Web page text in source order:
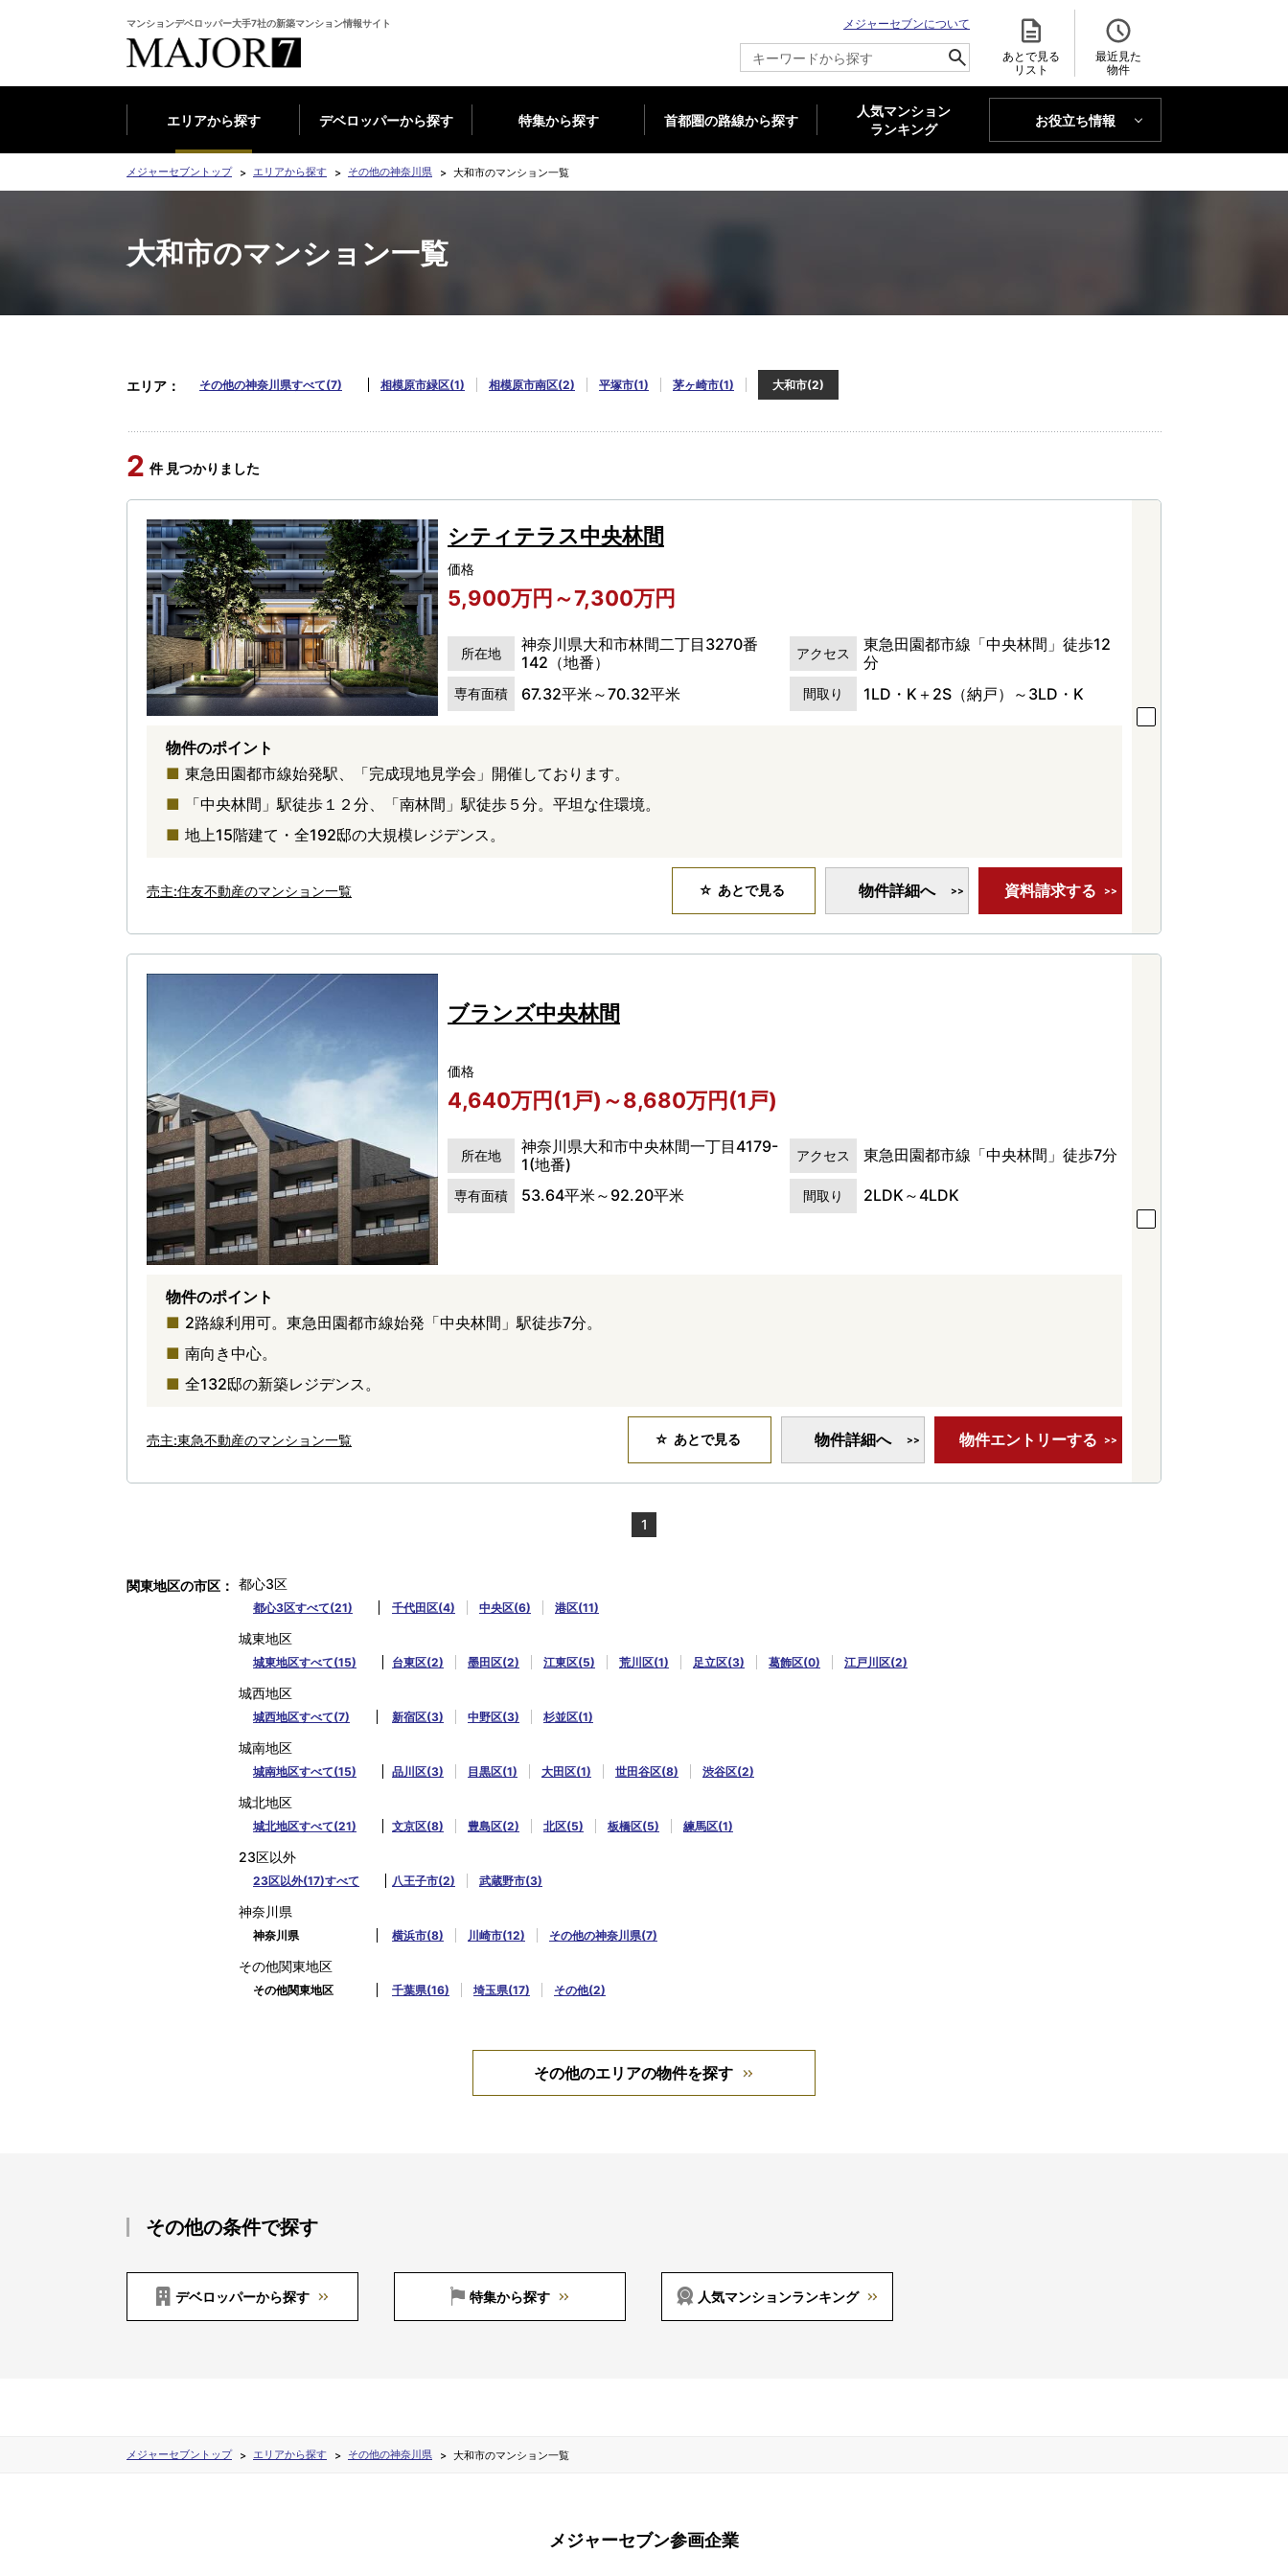
マンションデベロッパー大手7社の新築マンション情報サイト
メジャーセブンについて
あとで見る
リスト
最近見た
物件
エリアから探す デベロッパーから探す 特集から探す 首都圏の路線から探す
人気マンション
ランキング
お役立ち情報
MAJOR'S BLOG
メジャーセブントップ エリアから探す その他の神奈川県 大和市のマンション一覧
大和市のマンション一覧
エリア その他の神奈川県すべて(7) 相模原市緑区(1) 相模原市南区(2) 平塚市(1) 茅ヶ崎市(1) 大和市(2)
2 件 見つかりました
シティテラス中央林間
価格
5,900万円～7,300万円
所在地
神奈川県大和市林間二丁目3270番
142（地番）
アクセス
東急田園都市線「中央林間」徒歩12
分
専有面積 67.32平米～70.32平米 間取り 1LD・K＋2S（納戸）～3LD・K
物件のポイント
東急田園都市線始発駅、「完成現地見学会」開催しております。
「中央林間」駅徒歩１２分、「南林間」駅徒歩５分。平坦な住環境。
地上15階建て・全192邸の大規模レジデンス。
売主:住友不動産のマンション一覧 あとで見る 物件詳細へ 資料請求する
ブランズ中央林間
価格
4,640万円(1戸)～8,680万円(1戸)
所在地
神奈川県大和市中央林間一丁目4179-
1(地番)
アクセス 東急田園都市線「中央林間」徒歩7分
専有面積 53.64平米～92.20平米 間取り 2LDK～4LDK
物件のポイント
2路線利用可。東急田園都市線始発「中央林間」駅徒歩7分。
南向き中心。
全132邸の新築レジデンス。
売主:東急不動産のマンション一覧 あとで見る 物件詳細へ 物件エントリーする
1
関東地区の市区 都心3区
都心3区すべて(21) 千代田区(4) 中央区(6) 港区(11)
城東地区
城東地区すべて(15) 台東区(2) 墨田区(2) 江東区(5) 荒川区(1) 足立区(3) 葛飾区(0) 江戸川区(2)
城西地区
城西地区すべて(7) 新宿区(3) 中野区(3) 杉並区(1)
城南地区
城南地区すべて(15) 品川区(3) 目黒区(1) 大田区(1) 世田谷区(8) 渋谷区(2)
城北地区
城北地区すべて(21) 文京区(8) 豊島区(2) 北区(5) 板橋区(5) 練馬区(1)
23区以外
23区以外(17)すべて 八王子市(2) 武蔵野市(3)
神奈川県
神奈川県 横浜市(8) 川崎市(12) その他の神奈川県(7)
その他関東地区
その他関東地区 千葉県(16) 埼玉県(17) その他(2)
その他のエリアの物件を探す
その他の条件で探す
デベロッパーから探す 特集から探す 人気マンションランキング
メジャーセブントップ エリアから探す その他の神奈川県 大和市のマンション一覧
メジャーセブン参画企業